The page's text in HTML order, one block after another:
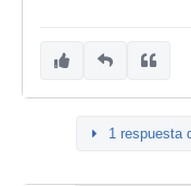
1 respuesta